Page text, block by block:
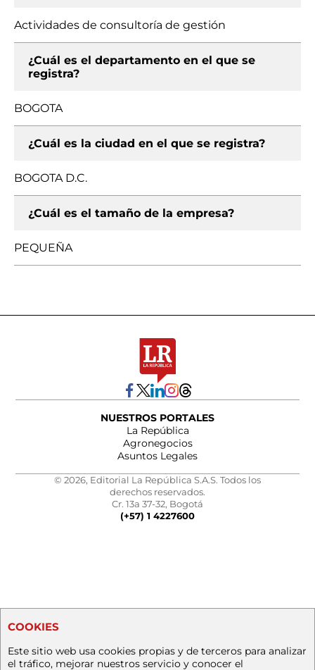
Actividades de consultoría de gestión
¿Cuál es el departamento en el que se
registra?
BOGOTA
¿Cuál es la ciudad en el que se registra?
BOGOTA D.C.
¿Cuál es el tamaño de la empresa?
PEQUEÑA
NUESTROS PORTALES
La República
Agronegocios
Asuntos Legales
© 2026, Editorial La República S.A.S. Todos los
derechos reservados.
Cr. 13a 37-32, Bogotá
(+57) 1 4227600
COOKIES
Este sitio web usa cookies propias y de terceros para analizar
el tráfico, mejorar nuestros servicio y conocer el